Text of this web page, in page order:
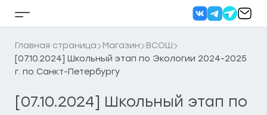
Кнопка
бокового
меню
Главная страница Магазин
ВСОШ
[07.10.2024] Школьный этап по Экологии 2024-2025
г. по Санкт-Петербургу
[07.10.2024] Школьный этап по